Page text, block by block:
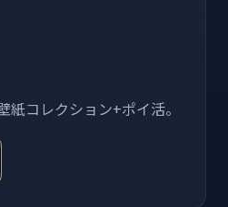
紙コレクション+ポイ活。